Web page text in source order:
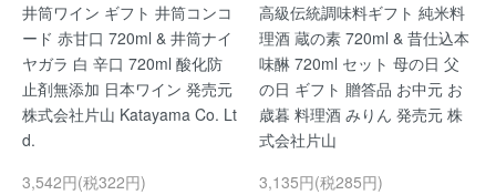
井筒ワイン ギフト 井筒コンコ
ード 赤甘口 720ml & 井筒ナイ
ヤガラ 白 辛口 720ml 酸化防
止剤無添加 日本ワイン 発売元
株式会社片山 Katayama Co. Lt
d.
3,542円(税322円)
高級伝統調味料ギフト 純米料
理酒 蔵の素 720ml & 昔仕込本
味醂 720ml セット 母の日 父
の日 ギフト 贈答品 お中元 お
歳暮 料理酒 みりん 発売元 株
式会社片山
3,135円(税285円)